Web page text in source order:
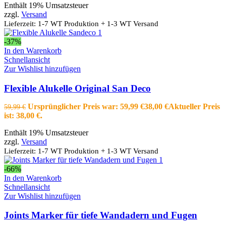
Enthält 19% Umsatzsteuer
zzgl. Versand
Lieferzeit: 1-7 WT Produktion + 1-3 WT Versand
-37%
In den Warenkorb
Schnellansicht
Zur Wishlist hinzufügen
Flexible Alukelle Original San Deco
59,99€ Ursprünglicher Preis war: 59,99 €38,00 €Aktueller Preis
ist: 38,00 €.
Enthält 19% Umsatzsteuer
zzgl. Versand
Lieferzeit: 1-7 WT Produktion + 1-3 WT Versand
-66%
In den Warenkorb
Schnellansicht
Zur Wishlist hinzufügen
Joints Marker für tiefe Wandadern und Fugen